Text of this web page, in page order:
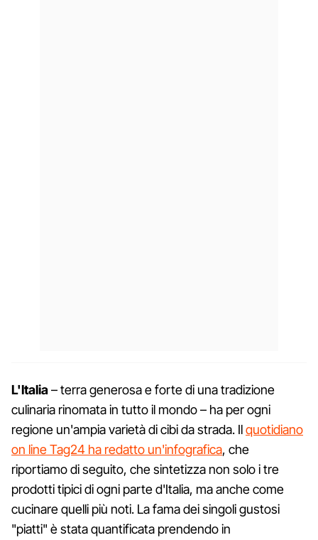
L'Italia– terra generosa e forte di una tradizione
culinaria rinomata in tutto il mondo – ha per ogni
regione un'ampia varietà di cibi da strada. Ilquotidiano
on line Tag24 ha redatto un'infografica, che
riportiamo di seguito, che sintetizza non solo i tre
prodotti tipici di ogni parte d'Italia, ma anche come
cucinare quelli più noti. La fama dei singoli gustosi
"piatti" è stata quantificata prendendo in